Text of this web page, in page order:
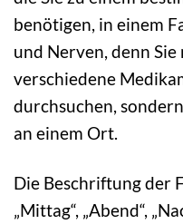
benötigen, in einem
und Nerven, denn
verschiedene
durchsuchen,
an einem Ort.
Die Beschriftung der
„Mittag“, „Abend“,